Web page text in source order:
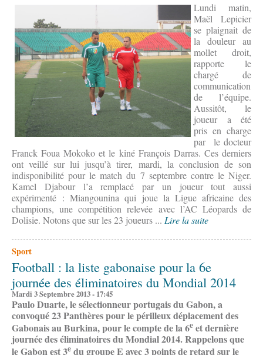
Lundi matin,
Maël Lepicier
se plaignait de
la douleur au
mollet droit,
rapporte le
chargé de
communication
de l’équipe.
Aussitôt, le
joueur a été
pris en charge
par le docteur
Franck Foua Mokoko et le kiné François Darras. Ces derniers
ont veillé sur lui jusqu’à tirer, mardi, la conclusion de son
indisponibilité pour le match du 7 septembre contre le Niger.
Kamel Djabour l’a remplacé par un joueur tout aussi
expérimenté : Miangounina qui joue la Ligue africaine des
champions, une compétition relevée avec l’AC Léopards de
Dolisie. Notons que sur les 23 joueurs ... Lire la suite
Sport
Football : la liste gabonaise pour la 6e
journée des éliminatoires du Mondial 2014
Mardi 3 Septembre 2013 - 17:45
Paulo Duarte, le sélectionneur portugais du Gabon, a
convoqué 23 Panthères pour le périlleux déplacement des
Gabonais au Burkina, pour le compte de la 6e et dernière
journée des éliminatoires du Mondial 2014. Rappelons que
le Gabon est 3e du groupe E avec 3 points de retard sur le